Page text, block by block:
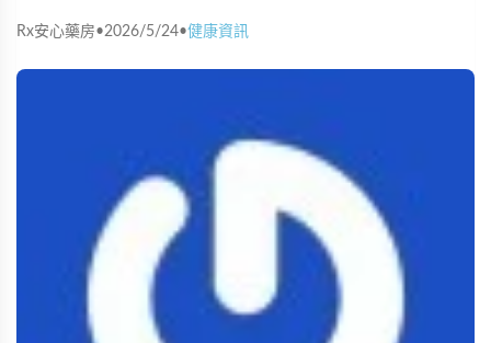
Rx安心藥房•2026/5/24•健康資訊